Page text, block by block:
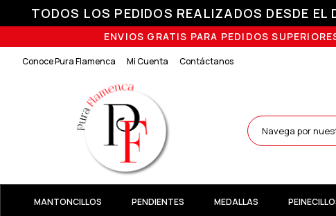
TODOS LOS PEDIDOS REALIZADOS DESDE
ENVIOS GRATIS PARA PEDIDOS
Conoce Pura Flamenca Mi Cuenta Contáctanos
MANTONCILLOS PENDIENTES MEDALLAS